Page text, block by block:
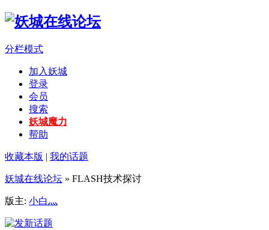
分栏模式
加入妖城
登录
会员
搜索
妖城魔力
帮助
收藏本版 | 我的话题
妖城在线论坛 » FLASH技术探讨
版主: 小白灬